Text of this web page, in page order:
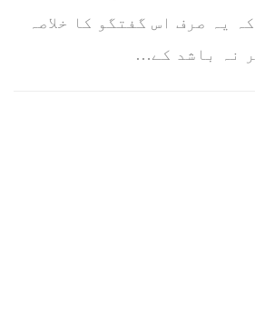
یہ صرف اس گفتگو کا خلاصہ
نہ باشد کے…